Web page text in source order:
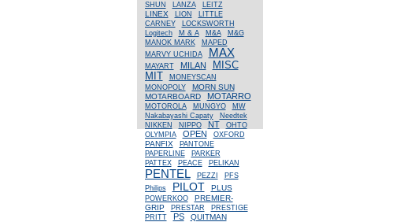
SHUN
LANZA LEITZ
LINEX LION
LITTLE
CARNEY
LOCKSWORTH
Logitech
M & A M&A
M&G
MANOK MARK
MAPED
MARVY UCHIDA
MAX
MAYART MILAN MISC
MIT
MONEYSCAN
MONOPOLY
MORN SUN
MOTARBOARD
MOTARRO
MOTOROLA MUNGYO
MW
Nakabayashi Capaty
Needtek
NIKKEN
NIPPO NT
OHTO
OLYMPIA
OPEN OXFORD
PANFIX
PANTONE
PAPERLINE
PARKER
PATTEX
PEACE PELIKAN
PENTEL PEZZI
PFS
Philips
PILOT PLUS
POWERKOO
PREMIER-
GRIP
PRESTAR
PRESTIGE
PRITT
PS QUITMAN